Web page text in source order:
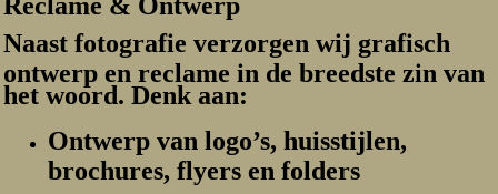
Naast fotografie verzorgen wij grafisch
ontwerp en reclame in de breedste zin van
het woord. Denk aan:
Ontwerp van logo’s, huisstijlen,
brochures, flyers en folders